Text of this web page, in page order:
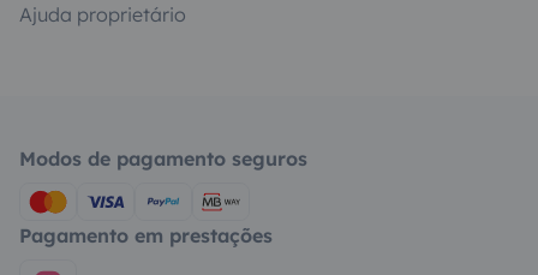
Ajuda proprietário
Modos de pagamento seguros
Pagamento em prestações